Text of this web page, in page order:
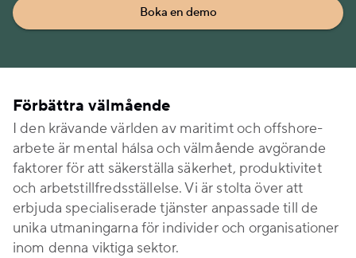
Boka en demo
Förbättra välmående
I den krävande världen av maritimt och offshore-
arbete är mental hálsa och välmående avgörande
faktorer för att säkerställa säkerhet, produktivitet
och arbetstillfredsställelse. Vi är stolta över att
erbjuda specialiserade tjänster anpassade till de
unika utmaningarna för individer och organisationer
inom denna viktiga sektor.